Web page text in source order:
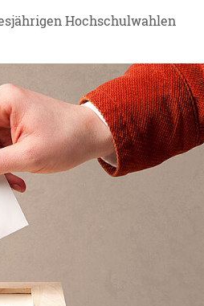
Hochschulwahlen